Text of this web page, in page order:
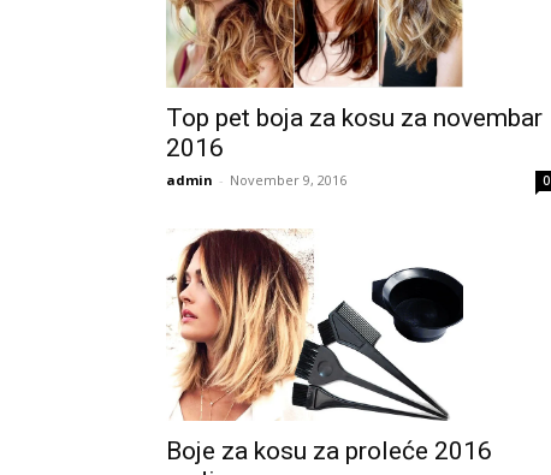
Top pet boja za kosu za novembar
2016
admin - November 9, 2016 0
Boje za kosu za proleće 2016